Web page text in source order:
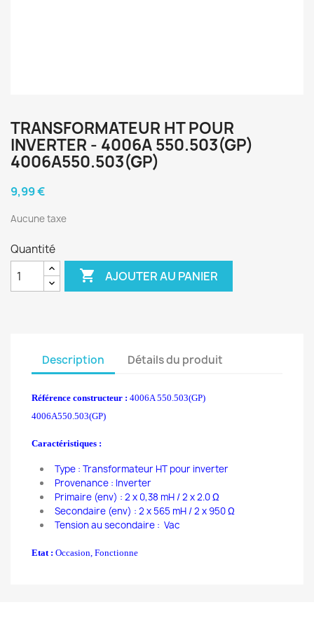
TRANSFORMATEUR HT POUR
INVERTER - 4006A 550.503(GP)
4006A550.503(GP)
9,99 €
Aucune taxe
Quantité
 AJOUTER AU PANIER
Description Détails du produit
Référence constructeur : 4006A 550.503(GP)
4006A550.503(GP)
Caractéristiques :
Type : Transformateur HT pour inverter
Provenance : Inverter
Primaire (env) : 2 x 0,38 mH / 2 x 2.0 Ω
Secondaire (env) : 2 x 565 mH / 2 x 950 Ω
Tension au secondaire : Vac
Etat : Occasion, Fonctionne